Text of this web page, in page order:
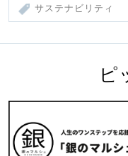
サステナビリティ
ピ